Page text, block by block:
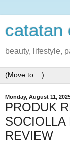
catatan
beauty, lifestyle,
Monday, August 11,
PRODUK
SOCIOLLA
REVIEW